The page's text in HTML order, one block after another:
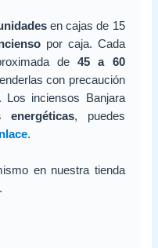
en cajas de 15
por caja. Cada
de45 a 60
con precaución
Los inciensos Banjara
energéticas, puedes
.
en nuestra tienda
.